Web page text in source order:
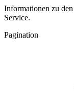
Informationen zu
Service.
Pagination